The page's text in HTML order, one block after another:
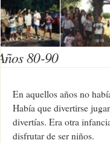
80-90
En aquellos años no
Había que divertirse
divertías. Era otra
disfrutar de ser niños.